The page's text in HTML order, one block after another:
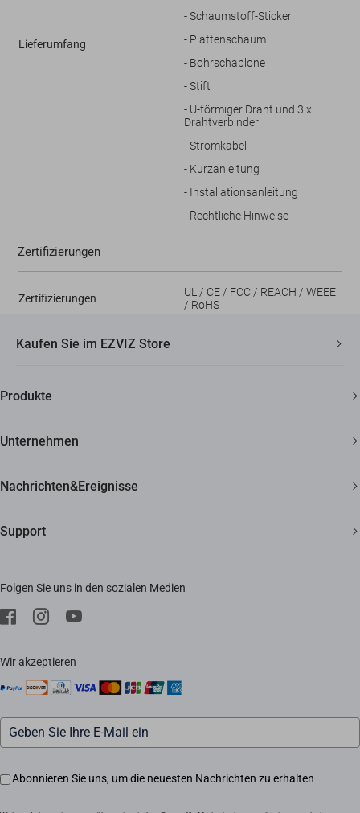
Lieferumfang
- Schaumstoff-Sticker
- Plattenschaum
- Bohrschablone
- Stift
- U-förmiger Draht und 3 x
Drahtverbinder
- Stromkabel
- Kurzanleitung
- Installationsanleitung
- Rechtliche Hinweise
Zertifizierungen
Zertifizierungen
UL / CE / FCC / REACH / WEEE
/ RoHS
Kaufen Sie im EZVIZ Store
30 Tage Geld-zurück-Garantie
Produkte
Unternehmen
Bezugsquellen
Nachrichten&Ereignisse
Support
Herunterladen
Kundendienst
Folgen Sie uns in den sozialen Medien
Wir akzeptieren
Abonnieren Sie uns, um die neuesten Nachrichten zu erhalten